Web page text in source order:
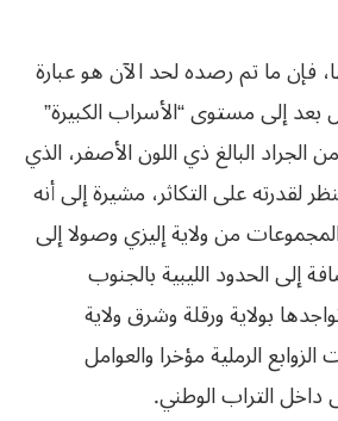
فإن ما تم رصده لحد الآن هو عبارة
إلى مستوى “الأسراب الكبيرة”
الجراد البالغ ذي اللون الأصفر، الذي
لقدرته على التكاثر، مشيرة إلى أنه
من ولاية إليزي وصولا إلى
إلى الحدود الليبية بالجنوب
بولاية ورقلة وشرق ولاية
الرملية مؤخرا والعوامل
داخل التراب الوطني.